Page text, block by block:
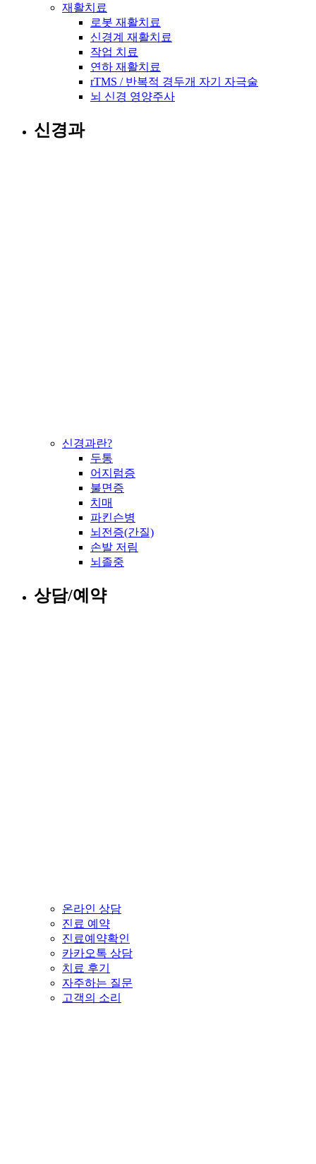
재활치료
로봇 재활치료
신경계 재활치료
작업 치료
연하 재활치료
rTMS / 반복적 경두개 자기 자극술
뇌 신경 영양주사
신경과
신경과란?
두통
어지럼증
불면증
치매
파킨슨병
뇌전증(간질)
손발 저림
뇌졸중
상담/예약
온라인 상담
진료 예약
진료예약확인
카카오톡 상담
치료 후기
자주하는 질문
고객의 소리